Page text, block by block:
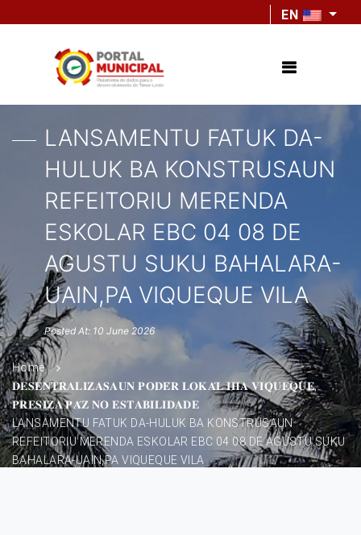
EN
LANSAMENTU FATUK DA-
HULUK BA KONSTRUSAUN
REFEITORIU MERENDA
ESKOLAR EBC 04 08 DE
AGUSTU SUKU BAHALARA-
UAIN,PA VIQUEQUE VILA
Posted At: 10 June 2026
Home
𝐃𝐄𝐒𝐄𝐍𝐓𝐑𝐀𝐋𝐈𝐙𝐀𝐒𝐀𝐔𝐍 𝐏𝐎𝐃𝐄́𝐑 𝐋𝐎𝐊𝐀́𝐋 𝐈𝐇𝐀 𝐕𝐈𝐐𝐔𝐄𝐐𝐔𝐄,
𝐏𝐑𝐄𝐒𝐈𝐙𝐀 𝐏𝐀́𝐙 𝐍𝐎 𝐄𝐒𝐓𝐀𝐁𝐈𝐋𝐈𝐃𝐀𝐃𝐄
LANSAMENTU FATUK DA-HULUK BA KONSTRUSAUN
REFEITORIU MERENDA ESKOLAR EBC 04 08 DE AGUSTU SUKU
BAHALARA-UAIN,PA VIQUEQUE VILA